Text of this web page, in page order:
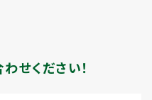
せください！